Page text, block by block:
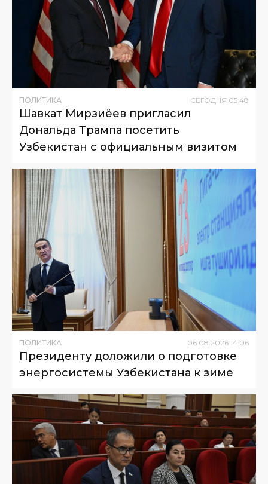
ПОЛИТИКА СЕГОДНЯ 05:48
Шавкат Мирзиёев пригласил
Дональда Трампа посетить
Узбекистан с официальным визитом
ПОЛИТИКА 06.08.2026 14:06
Президенту доложили о подготовке
энергосистемы Узбекистана к зиме